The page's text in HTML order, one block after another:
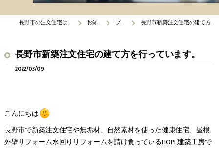
長野市の注文住宅はHOPE建築工房 お知らせ ブログ 長野市新築注文住宅の建て方を行っています。
長野市新築注文住宅の建て方を行っています。
2022/03/09
こんにちは
長野市で新築注文住宅や無垢材、自然素材を使った健康住宅、屋根
外壁リフォーム水回りリフォームを請け負っているHOPE建築工房で